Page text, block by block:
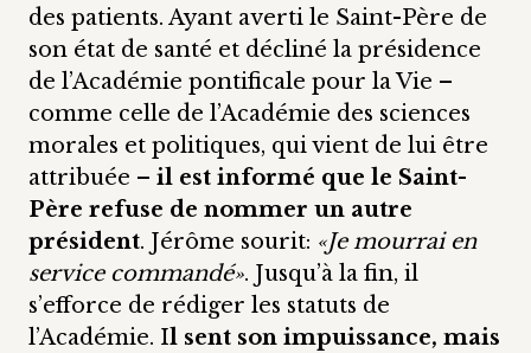
des patients. Ayant averti le Saint-Père de
son état de santé et décliné la présidence
de l’Académie pontificale pour la Vie –
comme celle de l’Académie des sciences
morales et politiques, qui vient de lui être
attribuée – il est informé que le Saint-
Père refuse de nommer un autre
président. Jérôme sourit: «Je mourrai en
service commandé». Jusqu’à la fin, il
s’efforce de rédiger les statuts de
l’Académie. Il sent son impuissance, mais